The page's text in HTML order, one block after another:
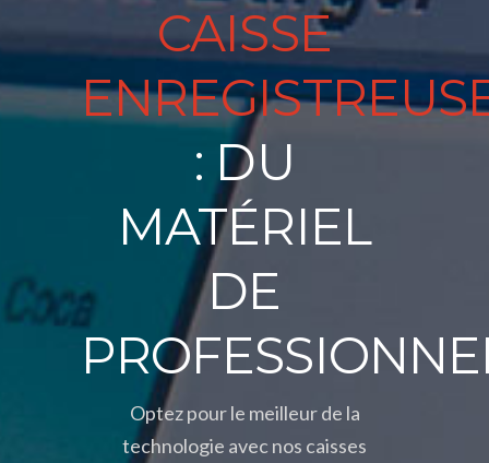
CAISSE
: DU
MATÉRIEL
DE
Optez pour le meilleur de la
technologie avec nos caisses